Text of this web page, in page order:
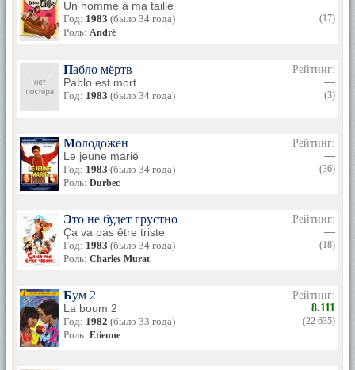
Un homme à ma taille
Год: 1983 (было 34 года)
Роль: André
—
(17)
Пабло мёртв
Pablo est mort
Год: 1983 (было 34 года)
Рейтинг:
—
(3)
Молодожен
Le jeune marié
Год: 1983 (было 34 года)
Роль: Durbec
Рейтинг:
—
(36)
Это не будет грустно
Ça va pas être triste
Год: 1983 (было 34 года)
Роль: Charles Murat
Рейтинг:
—
(18)
Бум 2
La boum 2
Год: 1982 (было 33 года)
Роль: Etienne
Рейтинг:
8.111
(22 635)